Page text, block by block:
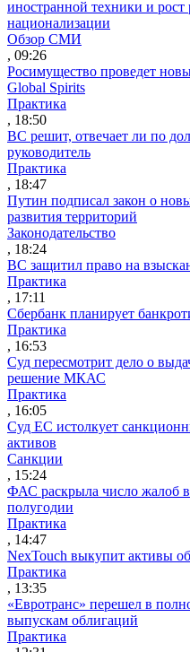
иностранной техники и
национализации
Обзор СМИ
, 09:26
Росимущество проведет
Global Spirits
Практика
, 18:50
ВС решит, отвечает ли по
руководитель
Практика
, 18:47
Путин подписал закон о
развития территорий
Законодательство
, 18:24
ВС защитил право на
Практика
, 17:11
Сбербанк планирует
Практика
, 16:53
Суд пересмотрит дело о
решение МКАС
Практика
, 16:05
Суд ЕС истолкует
активов
Санкции
, 15:24
ФАС раскрыла число жалоб
полугодии
Практика
, 14:47
NexTouch выкупит активы
Практика
, 13:35
«Евротранс» перешел в
выпускам облигаций
Практика